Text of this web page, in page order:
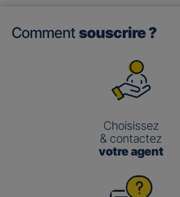
Comment souscrire ?
Choisissez
& contactez
votre agent